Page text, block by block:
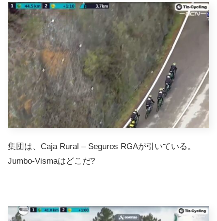
集団は、Caja Rural – Seguros RGAが引いている。
Jumbo-Vismaはどこだ?